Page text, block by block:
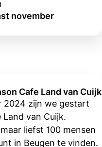
november
Cafe Land van Cuijk
2024 zijn we gestart
van Cuijk.
liefst 100 mensen
in Beugen te vinden.